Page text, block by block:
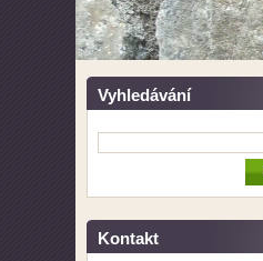
Vyhledávání
Kontakt